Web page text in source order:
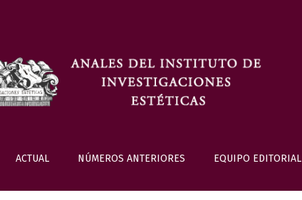
ACTUAL NÚMEROS ANTERIORES EQUIPO EDITORIAL